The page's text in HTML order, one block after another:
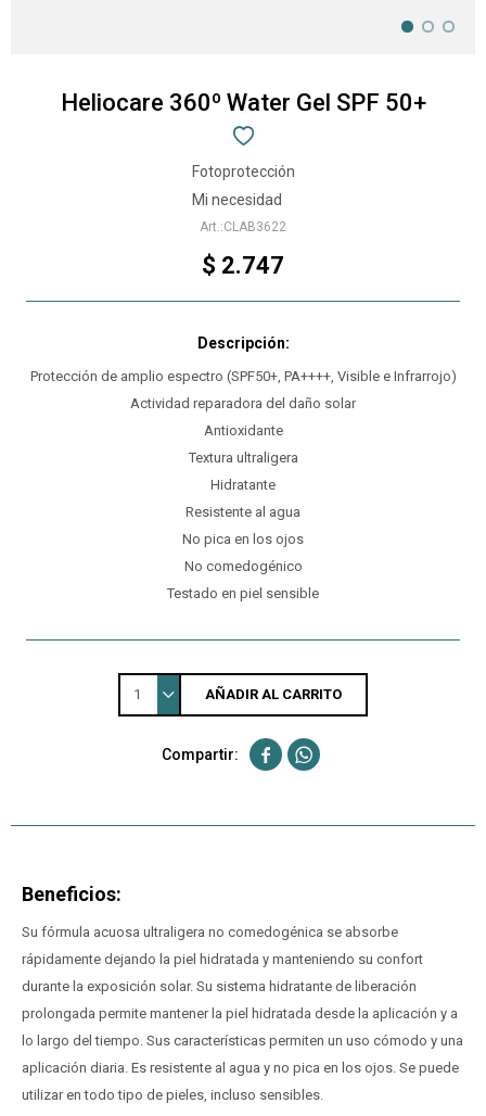
Heliocare 360º Water Gel SPF 50+
Fotoprotección
Mi necesidad
CLAB3622
$ 2.747
Protección de amplio espectro (SPF50+, PA++++, Visible e Infrarrojo)
Actividad reparadora del daño solar
Antioxidante
Textura ultraligera
Hidratante
Resistente al agua
No pica en los ojos
No comedogénico
Testado en piel sensible
1 AÑADIR AL CARRITO
 
Beneficios:
Su fórmula acuosa ultraligera no comedogénica se absorbe
rápidamente dejando la piel hidratada y manteniendo su confort
durante la exposición solar. Su sistema hidratante de liberación
prolongada permite mantener la piel hidratada desde la aplicación y a
lo largo del tiempo. Sus características permiten un uso cómodo y una
aplicación diaria. Es resistente al agua y no pica en los ojos. Se puede
utilizar en todo tipo de pieles, incluso sensibles.